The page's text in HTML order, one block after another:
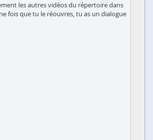
les autres vidéos du répertoire dans
fois que tu le réouvres, tu as un dialogue